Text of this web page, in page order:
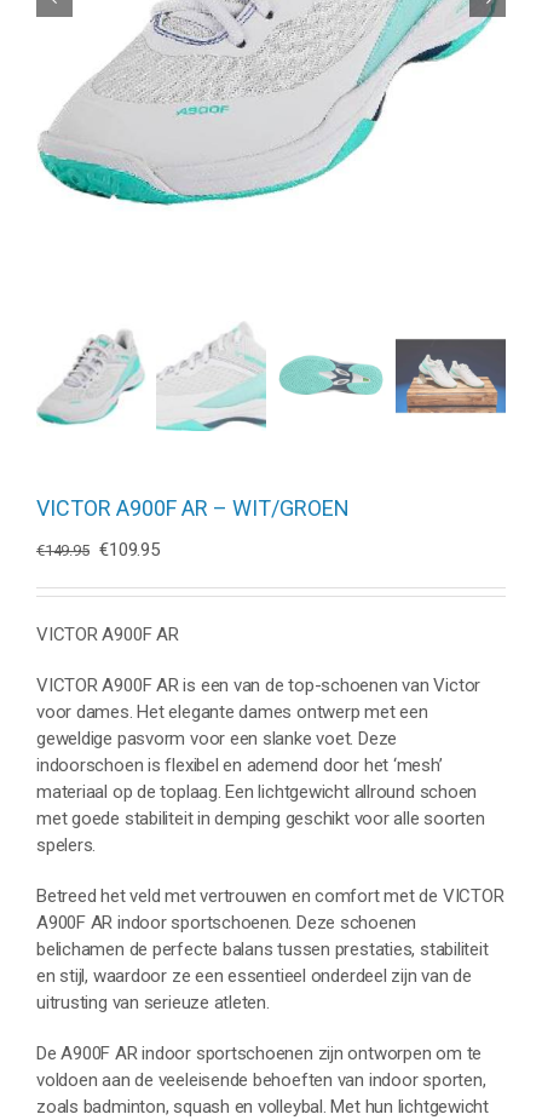
VICTOR A900F AR – WIT/GROEN
€149.95 Oorspronkelijke
was:
€149.95.
€109.95Huidige
is:
€109.95.
VICTOR A900F AR
VICTOR A900F AR is een van de top-schoenen van Victor
voor dames. Het elegante dames ontwerp met een
geweldige pasvorm voor een slanke voet. Deze
indoorschoen is flexibel en ademend door het ‘mesh’
materiaal op de toplaag. Een lichtgewicht allround schoen
met goede stabiliteit in demping geschikt voor alle soorten
spelers.
Betreed het veld met vertrouwen en comfort met de VICTOR
A900F AR indoor sportschoenen. Deze schoenen
belichamen de perfecte balans tussen prestaties, stabiliteit
en stijl, waardoor ze een essentieel onderdeel zijn van de
uitrusting van serieuze atleten.
De A900F AR indoor sportschoenen zijn ontworpen om te
voldoen aan de veeleisende behoeften van indoor sporten,
zoals badminton, squash en volleybal. Met hun lichtgewicht